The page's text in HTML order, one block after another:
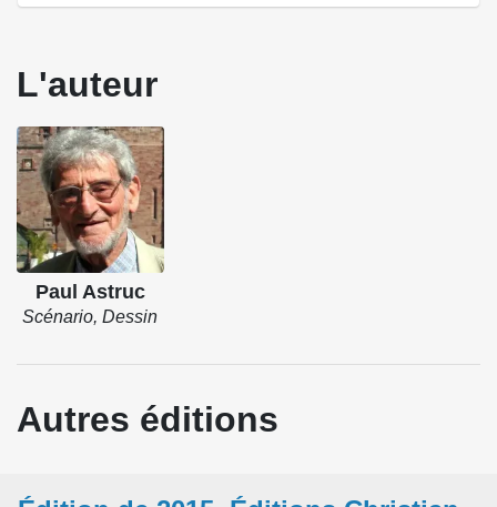
L'auteur
Paul Astruc
Scénario, Dessin
Autres éditions